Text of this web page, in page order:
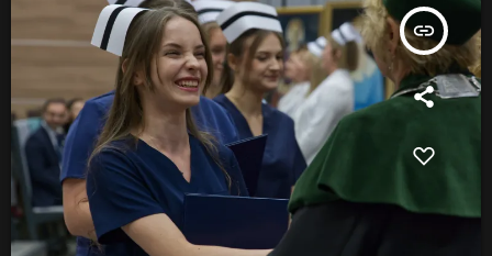
insert_link